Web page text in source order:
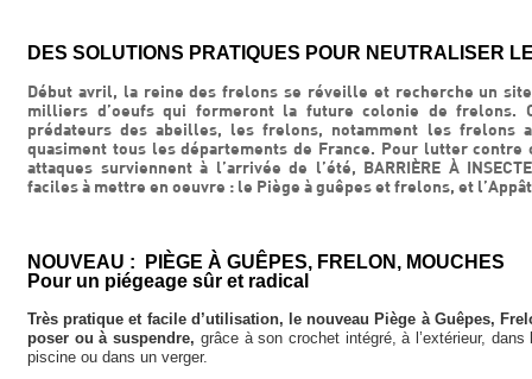
DES SOLUTIONS PRATIQUES POUR NEUTRALISER
Début avril, la reine des frelons se réveille et recherche un
milliers d’oeufs qui formeront la future colonie de frelons.
prédateurs des abeilles, les frelons, notamment les frelons
quasiment tous les départements de France. Pour lutter
attaques surviennent à l’arrivée de l’été, BARRIÈRE À
faciles à mettre en oeuvre : le Piège à guêpes et frelons, et
NOUVEAU : PIÈGE À GUÊPES, FRELON, MOUCHES
Pour un piégeage sûr et radical
Très pratique et facile d’utilisation, le nouveau Piège à Guêpes,
poser ou à suspendre, grâce à son crochet intégré, à l’extérieur,
piscine ou dans un verger.